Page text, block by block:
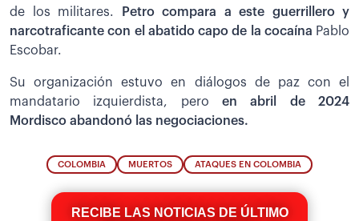
de los militares.
Petro compara a este guerrillero y
narcotraficante con el abatido capo de la cocaína Pablo
Escobar.
Su organización estuvo en diálogos de paz con el
mandatario izquierdista, pero en abril de 2024
Mordisco abandonó las negociaciones.
COLOMBIA MUERTOS ATAQUES EN COLOMBIA
RECIBE LAS NOTICIAS DE ÚLTIMO